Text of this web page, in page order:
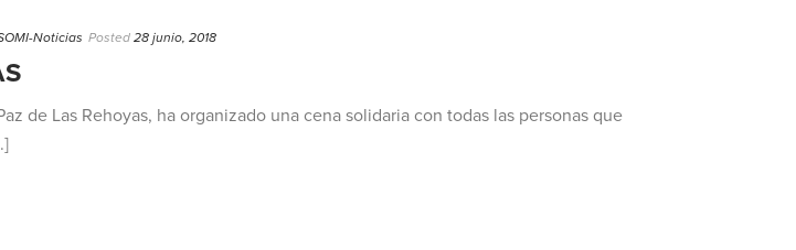
Noticias Posted 28 junio, 2018
de Las Rehoyas, ha organizado una cena solidaria con todas las personas que